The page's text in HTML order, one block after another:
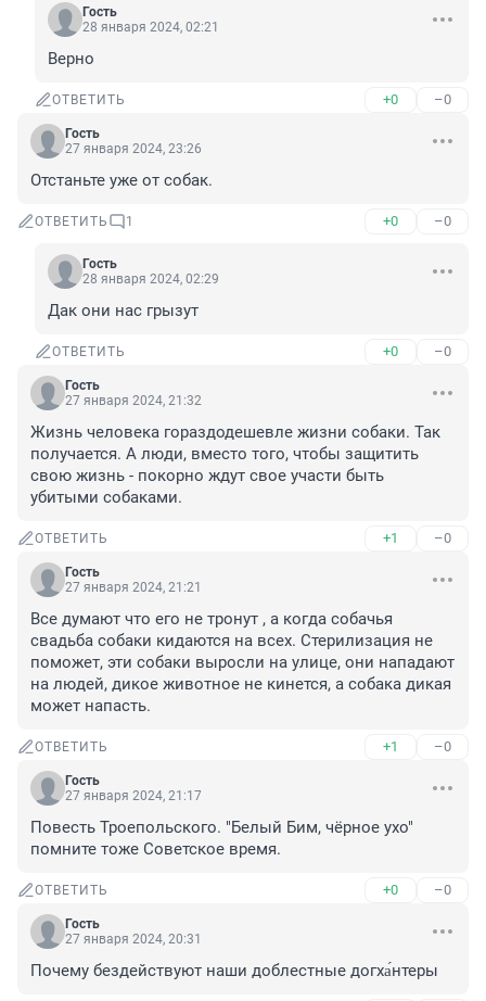
Гость
28 января 2024, 02:21
Верно
ОТВЕТИТЬ +0 –0
Гость
27 января 2024, 23:26
Отстаньте уже от собак.
ОТВЕТИТЬ 1 +0 –0
Гость
28 января 2024, 02:29
Дак они нас грызут
ОТВЕТИТЬ +0 –0
Гость
27 января 2024, 21:32
Жизнь человека гораздодешевле жизни собаки. Так
получается. А люди, вместо того, чтобы защитить
свою жизнь - покорно ждут свое участи быть
убитыми собаками.
ОТВЕТИТЬ +1 –0
Гость
27 января 2024, 21:21
Все думают что его не тронут , а когда собачья
свадьба собаки кидаются на всех. Стерилизация не
поможет, эти собаки выросли на улице, они нападают
на людей, дикое животное не кинется, а собака дикая
может напасть.
ОТВЕТИТЬ +1 –0
Гость
27 января 2024, 21:17
Повесть Троепольского. "Белый Бим, чёрное ухо"
помните тоже Советское время.
ОТВЕТИТЬ +0 –0
Гость
27 января 2024, 20:31
Почему бездействуют наши доблестные догха́нтеры